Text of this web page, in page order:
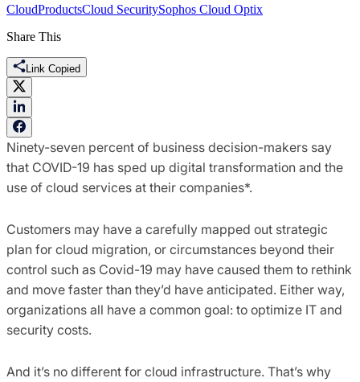
CloudProductsCloud SecuritySophos Cloud Optix
Share This
Link Copied
Ninety-seven percent of business decision-makers say
that COVID-19 has sped up digital transformation and the
use of cloud services at their companies*.
Customers may have a carefully mapped out strategic
plan for cloud migration, or circumstances beyond their
control such as Covid-19 may have caused them to rethink
and move faster than they’d have anticipated. Either way,
organizations all have a common goal: to optimize IT and
security costs.
And it’s no different for cloud infrastructure. That’s why